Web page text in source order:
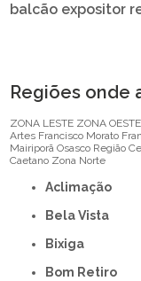
balcão expositor
Regiões onde
ZONA LESTE ZONA OESTE
Artes Francisco Morato
Mairiporã Osasco Região
Caetano Zona Norte
Aclimação
Bela Vista
Bixiga
Bom Retiro